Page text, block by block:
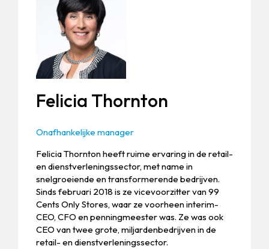
Felicia Thornton
Onafhankelijke manager
Felicia Thornton heeft ruime ervaring in de retail-
en dienstverleningssector, met name in
snelgroeiende en transformerende bedrijven.
Sinds februari 2018 is ze vicevoorzitter van 99
Cents Only Stores, waar ze voorheen interim-
CEO, CFO en penningmeester was. Ze was ook
CEO van twee grote, miljardenbedrijven in de
retail- en dienstverleningssector.